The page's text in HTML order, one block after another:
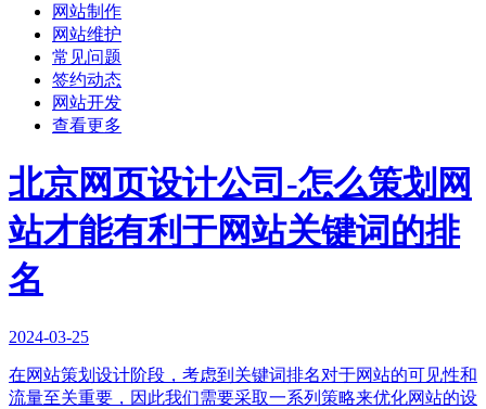
网站制作
网站维护
常见问题
签约动态
网站开发
查看更多
北京网页设计公司-怎么策划网
站才能有利于网站关键词的排
名
2024-03-25
在网站策划设计阶段，考虑到关键词排名对于网站的可见性和
流量至关重要，因此我们需要采取一系列策略来优化网站的设